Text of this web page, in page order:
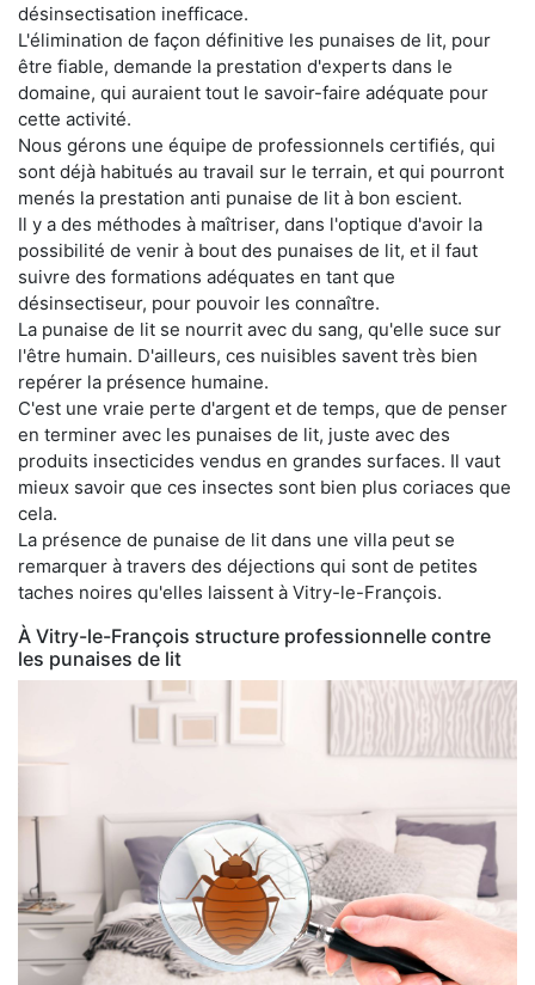
désinsectisation inefficace.
L'élimination de façon définitive les punaises de lit, pour
être fiable, demande la prestation d'experts dans le
domaine, qui auraient tout le savoir-faire adéquate pour
cette activité.
Nous gérons une équipe de professionnels certifiés, qui
sont déjà habitués au travail sur le terrain, et qui pourront
menés la prestation anti punaise de lit à bon escient.
Il y a des méthodes à maîtriser, dans l'optique d'avoir la
possibilité de venir à bout des punaises de lit, et il faut
suivre des formations adéquates en tant que
désinsectiseur, pour pouvoir les connaître.
La punaise de lit se nourrit avec du sang, qu'elle suce sur
l'être humain. D'ailleurs, ces nuisibles savent très bien
repérer la présence humaine.
C'est une vraie perte d'argent et de temps, que de penser
en terminer avec les punaises de lit, juste avec des
produits insecticides vendus en grandes surfaces. Il vaut
mieux savoir que ces insectes sont bien plus coriaces que
cela.
La présence de punaise de lit dans une villa peut se
remarquer à travers des déjections qui sont de petites
taches noires qu'elles laissent à Vitry-le-François.
À Vitry-le-François structure professionnelle contre
les punaises de lit